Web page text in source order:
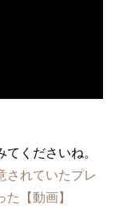
くださいね。
されていたプレ
【動画】